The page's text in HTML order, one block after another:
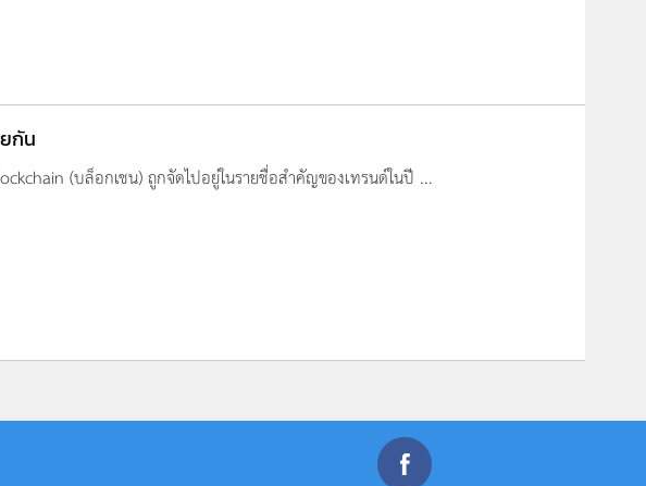
กัน
(บล็อกเชน) ถูกจัดไปอยู่ในรายชื่อสำคัญของเทรนด์ในปี ...